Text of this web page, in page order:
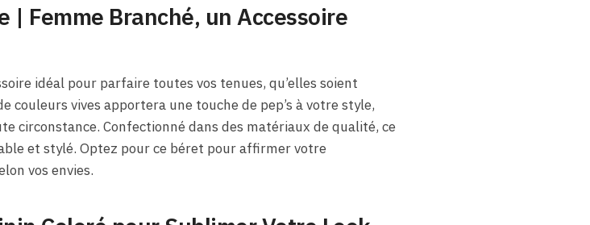
| Femme Branché, un Accessoire
idéal pour parfaire toutes vos tenues, qu’elles soient
couleurs vives apportera une touche de pep’s à votre style,
circonstance. Confectionné dans des matériaux de qualité, ce
et stylé. Optez pour ce béret pour affirmer votre
vos envies.